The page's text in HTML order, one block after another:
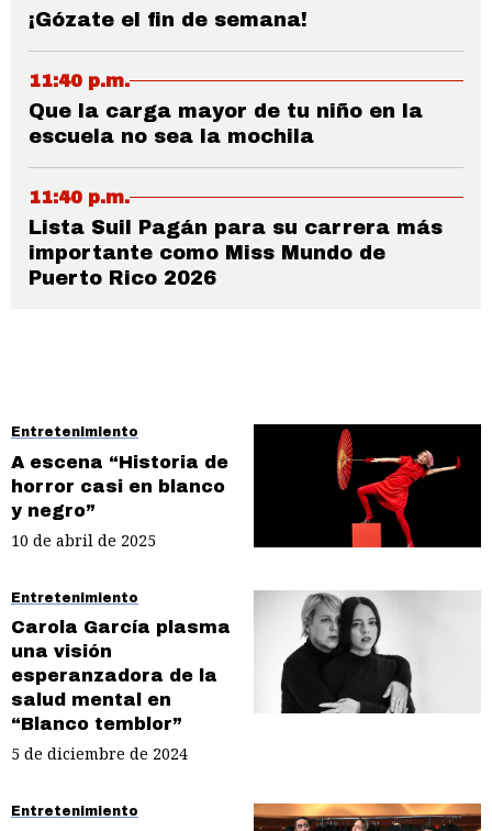
¡Gózate el fin de semana!
11:40 p.m.
Que la carga mayor de tu niño en la
escuela no sea la mochila
11:40 p.m.
Lista Suil Pagán para su carrera más
importante como Miss Mundo de
Puerto Rico 2026
Entretenimiento
A escena “Historia de
horror casi en blanco
y negro”
10 de abril de 2025
Entretenimiento
Carola García plasma
una visión
esperanzadora de la
salud mental en
“Blanco temblor”
5 de diciembre de 2024
Entretenimiento